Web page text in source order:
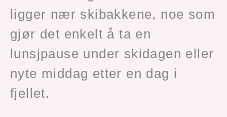
ligger nær skibakkene, noe som
gjør det enkelt å ta en
lunsjpause under skidagen eller
nyte middag etter en dag i
fjellet.